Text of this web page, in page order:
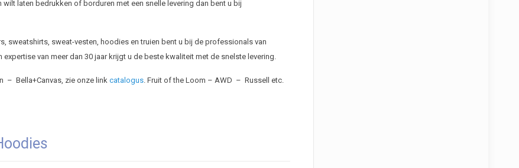
laten bedrukken of borduren met een snelle levering dan bent u bij
sweatshirts, sweat-vesten, hoodies en truien bent u bij de professionals van
van meer dan 30 jaar krijgt u de beste kwaliteit met de snelste levering.
– Bella+Canvas, zie onze link catalogus. Fruit of the Loom – AWD – Russell etc.